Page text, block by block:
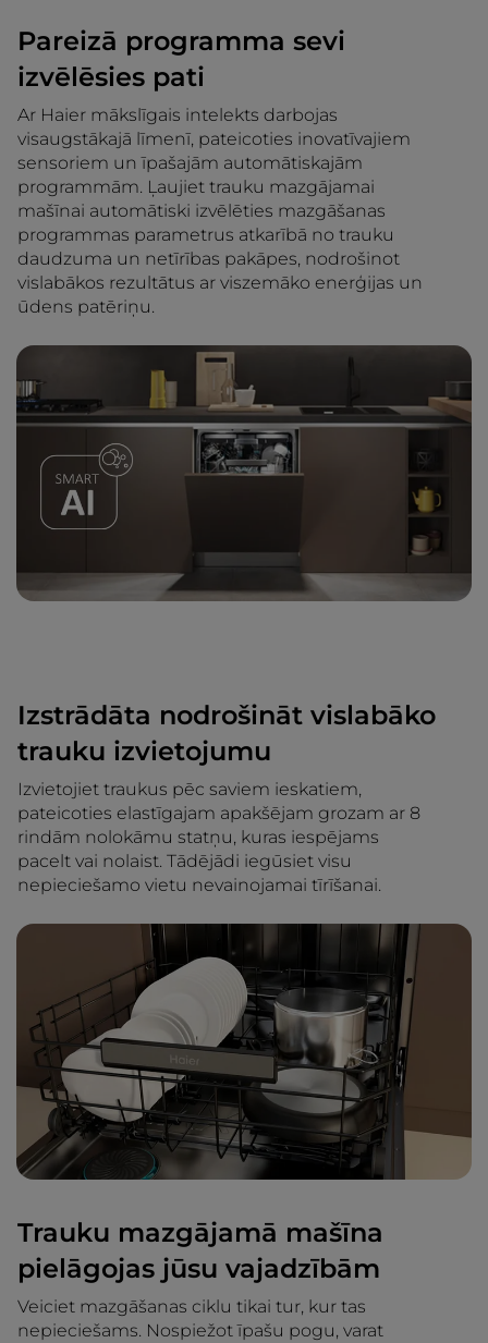
Pareizā programma sevi
izvēlēsies pati
Ar Haier mākslīgais intelekts darbojas
visaugstākajā līmenī, pateicoties inovatīvajiem
sensoriem un īpašajām automātiskajām
programmām. Ļaujiet trauku mazgājamai
mašīnai automātiski izvēlēties mazgāšanas
programmas parametrus atkarībā no trauku
daudzuma un netīrības pakāpes, nodrošinot
vislabākos rezultātus ar viszemāko enerģijas un
ūdens patēriņu.
Izstrādāta nodrošināt vislabāko
trauku izvietojumu
Izvietojiet traukus pēc saviem ieskatiem,
pateicoties elastīgajam apakšējam grozam ar 8
rindām nolokāmu statņu, kuras iespējams
pacelt vai nolaist. Tādējādi iegūsiet visu
nepieciešamo vietu nevainojamai tīrīšanai.
Trauku mazgājamā mašīna
pielāgojas jūsu vajadzībām
Veiciet mazgāšanas ciklu tikai tur, kur tas
nepieciešams. Nospiežot īpašu pogu, varat